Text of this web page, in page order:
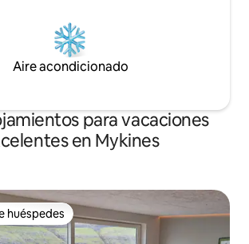
Aire acondicionado
para vacaciones
en Mykines
preferido
huéspedes